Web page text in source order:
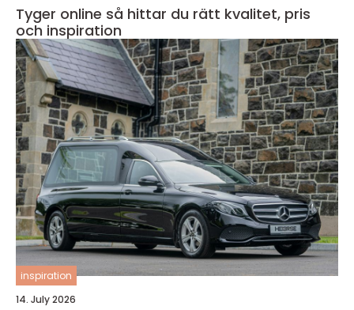
Tyger online så hittar du rätt kvalitet, pris
och inspiration
inspiration
14. July 2026